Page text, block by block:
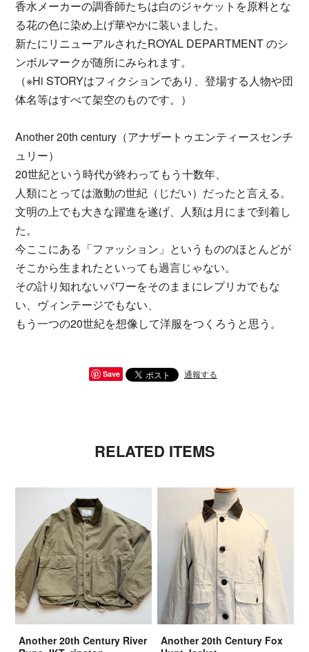
香水メーカーの調香師たちは白のジャケットを原料とな
る花の色に染め上げ華やかに装いました。
新たにリニューアルされたROYAL DEPARTMENT のシ
ンボルマークが随所にみられます。
（※Hi STORYはフィクションであり、登場する人物や団
体名等はすべて架空のものです。）
Another 20th century（アナザートゥエンティースセンチ
ュリー）
20世紀という時代が終わってもう十数年、
人類にとっては激動の世紀（じだい）だったと言える。
文明の上でも大きな躍進を遂げ、人類は月にまで到着し
た。
今ここにある「ファッション」というもののほとんどが
そこから生まれたといっても過言じゃない。
その計り知れないパワーをそのままにレプリカでもな
い、ヴィンテージでもない、
もう一つの20世紀を想像して洋服をつくろうと思う。
Save 通報する
RELATED ITEMS
Another 20th Century River
Another 20th Century Fox